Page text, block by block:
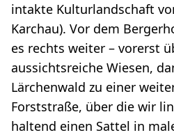
intakte Kulturlandschaft
Karchau). Vor dem
es rechts weiter – vorerst
aussichtsreiche Wiesen,
Lärchenwald zu einer
Forststraße, über die wir
haltend einen Sattel in